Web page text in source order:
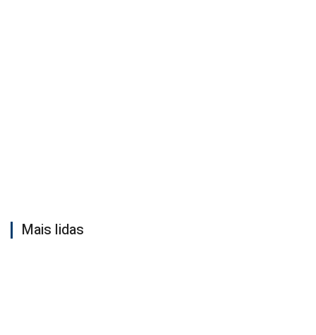
Mais lidas